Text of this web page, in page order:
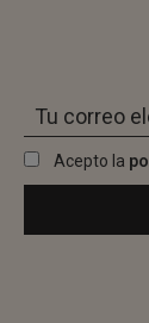
Acepto la